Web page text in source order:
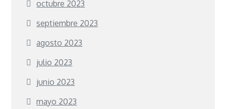
octubre 2023
septiembre 2023
agosto 2023
julio 2023
junio 2023
mayo 2023